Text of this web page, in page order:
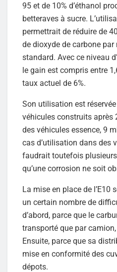
95 et de 10% d’éthanol
betteraves à sucre.
permettrait de réduire de
de dioxyde de carbone par
standard. Avec ce niveau
le gain est compris entre
taux actuel de 6%.
Son utilisation est
véhicules construits après
des véhicules essence, 9
cas d’utilisation dans des
faudrait toutefois
qu’une corrosion ne soit
La mise en place de l’E10
un certain nombre de
d’abord, parce que le
transporté que par
Ensuite, parce que sa
mise en conformité des
dépots.